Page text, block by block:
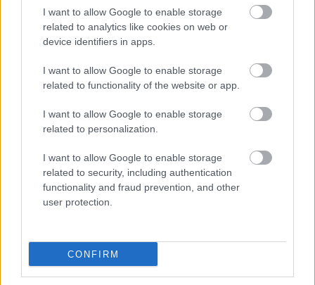
I want to allow Google to enable storage
related to analytics like cookies on web or
device identifiers in apps.
I want to allow Google to enable storage
related to functionality of the website or app.
I want to allow Google to enable storage
related to personalization.
I want to allow Google to enable storage
related to security, including authentication
functionality and fraud prevention, and other
user protection.
CONFIRM
Τον συντονισμό της συζήτησης είχε ο κ. Αντώνης
Μαυρίδης, Μέλος του Διοικητικού Συμβουλίου του
Ελληνο-Αφρικανικού Επιμελητηρίου Εμπορίου και
Ανάπτυξης.
πλατφόρμα διαλόγου και δικτύωσης,
συμβάλλοντας στην περαιτέρω ενδυνάμωση των
οικονομικών και επιχειρηματικών σχέσεων μεταξύ
Ελλάδας και Νοτίου Αφρικής.